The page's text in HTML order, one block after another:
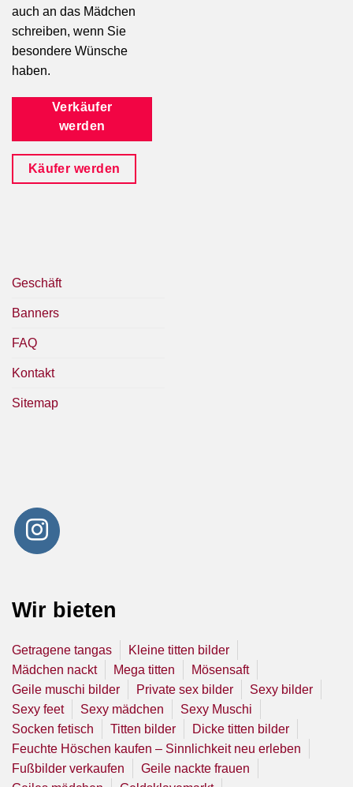
auch an das Mädchen
schreiben, wenn Sie
besondere Wünsche
haben.
Verkäufer
werden
Käufer werden
Geschäft
Banners
FAQ
Kontakt
Sitemap
Wir bieten
Getragene tangas
Kleine titten bilder
Mädchen nackt
Mega titten
Mösensaft
Geile muschi bilder
Private sex bilder
Sexy bilder
Sexy feet
Sexy mädchen
Sexy Muschi
Socken fetisch
Titten bilder
Dicke titten bilder
Feuchte Höschen kaufen – Sinnlichkeit neu erleben
Fußbilder verkaufen
Geile nackte frauen